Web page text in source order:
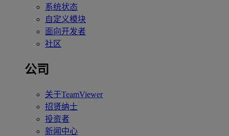
系统状态
自定义模块
面向开发者
社区
公司
关于TeamViewer
招贤纳士
投资者
新闻中心